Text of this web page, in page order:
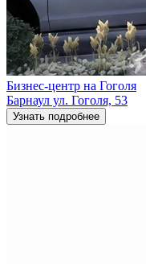
Бизнес-центр на Гоголя
Барнаул ул. Гоголя, 53
Узнать подробнее